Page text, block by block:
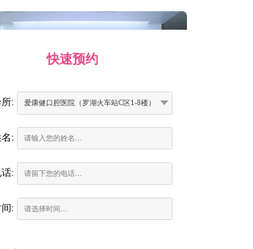
诊部
9:00-18:00 （節假日照常上班）
(深圳) 0755-6130263
快速预约
: 爱康健口腔医院（罗湖火车站C区1-8楼）
:
:
: